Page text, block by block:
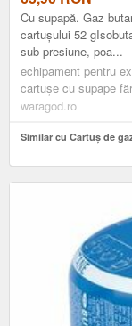
Cu supapă. Gaz
cartușului 52
sub presiune, poa...
echipament pentru
cartușe cu supape
waragod.ro
Similar cu Cartuș de